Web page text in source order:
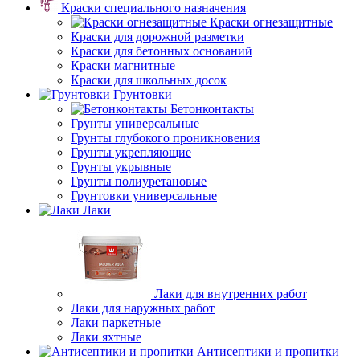
Краски специального назначения
Краски огнезащитные
Краски для дорожной разметки
Краски для бетонных оснований
Краски магнитные
Краски для школьных досок
Грунтовки
Бетонконтакты
Грунты универсальные
Грунты глубокого проникновения
Грунты укрепляющие
Грунты укрывные
Грунты полиуретановые
Грунтовки универсальные
Лаки
Лаки для внутренних работ
Лаки для наружных работ
Лаки паркетные
Лаки яхтные
Антисептики и пропитки